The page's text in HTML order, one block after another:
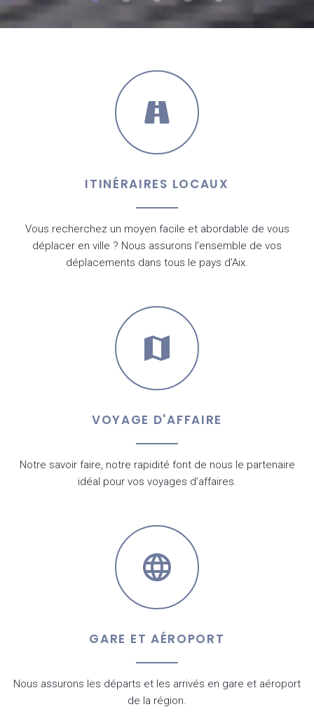
ITINÉRAIRES LOCAUX
Vous recherchez un moyen facile et abordable de vous
déplacer en ville ? Nous assurons l'ensemble de vos
déplacements dans tous le pays d'Aix.
VOYAGE D'AFFAIRE
Notre savoir faire, notre rapidité font de nous le partenaire
idéal pour vos voyages d’affaires.
GARE ET AÉROPORT
Nous assurons les départs et les arrivés en gare et aéroport
de la région.